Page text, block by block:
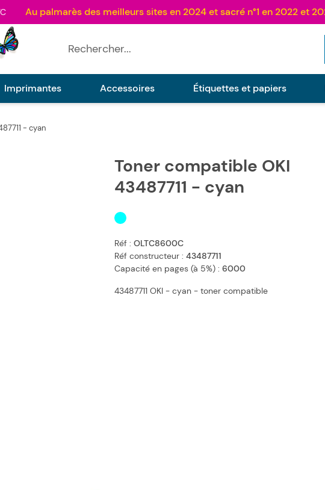
Imprimantes Accessoires Étiquettes et papiers
- cyan
Toner compatible OKI
43487711 - cyan
Réf : OLTC8600C
Réf constructeur : 43487711
Capacité en pages (à 5%) : 6000
43487711 OKI - cyan - toner compatible